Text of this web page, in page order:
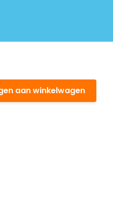
aan winkelwagen